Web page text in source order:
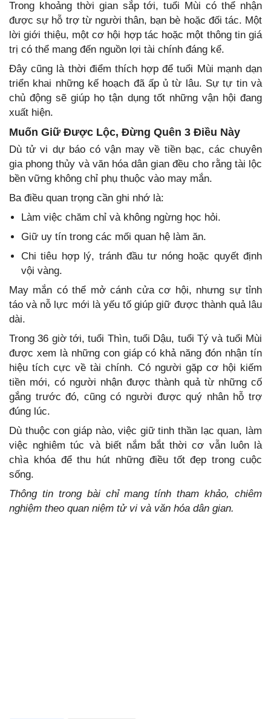
Trong khoảng thời gian sắp tới, tuổi Mùi có thể nhận
được sự hỗ trợ từ người thân, bạn bè hoặc đối tác. Một
lời giới thiệu, một cơ hội hợp tác hoặc một thông tin giá
trị có thể mang đến nguồn lợi tài chính đáng kể.
Đây cũng là thời điểm thích hợp để tuổi Mùi mạnh dạn
triển khai những kế hoạch đã ấp ủ từ lâu. Sự tự tin và
chủ động sẽ giúp họ tận dụng tốt những vận hội đang
xuất hiện.
Muốn Giữ Được Lộc, Đừng Quên 3 Điều Này
Dù tử vi dự báo có vận may về tiền bạc, các chuyên
gia phong thủy và văn hóa dân gian đều cho rằng tài lộc
bền vững không chỉ phụ thuộc vào may mắn.
Ba điều quan trọng cần ghi nhớ là:
Làm việc chăm chỉ và không ngừng học hỏi.
Giữ uy tín trong các mối quan hệ làm ăn.
Chi tiêu hợp lý, tránh đầu tư nóng hoặc quyết định
vội vàng.
May mắn có thể mở cánh cửa cơ hội, nhưng sự tỉnh
táo và nỗ lực mới là yếu tố giúp giữ được thành quả lâu
dài.
Trong 36 giờ tới, tuổi Thìn, tuổi Dậu, tuổi Tý và tuổi Mùi
được xem là những con giáp có khả năng đón nhận tín
hiệu tích cực về tài chính. Có người gặp cơ hội kiếm
tiền mới, có người nhận được thành quả từ những cố
gắng trước đó, cũng có người được quý nhân hỗ trợ
đúng lúc.
Dù thuộc con giáp nào, việc giữ tinh thần lạc quan, làm
việc nghiêm túc và biết nắm bắt thời cơ vẫn luôn là
chìa khóa để thu hút những điều tốt đẹp trong cuộc
sống.
Thông tin trong bài chỉ mang tính tham khảo, chiêm
nghiệm theo quan niệm tử vi và văn hóa dân gian.